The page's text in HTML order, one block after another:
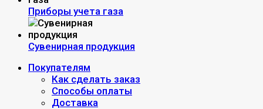
Приборы учета газа
Сувенирная продукция
Покупателям
Как сделать заказ
Способы оплаты
Доставка